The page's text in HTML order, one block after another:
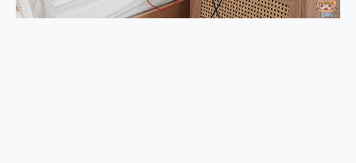
一吸完美對位 擁有超強吸力與超好用的隱磁支架 O-ONE MAG 最會吸的行動電源 開箱 評測